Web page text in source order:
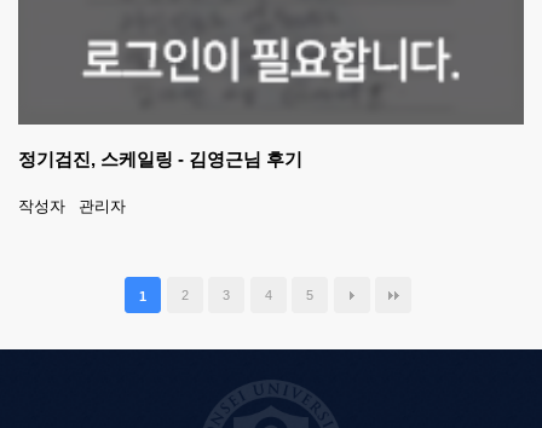
정기검진, 스케일링 - 김영근님 후기
작성자 관리자
1 2 3 4 5